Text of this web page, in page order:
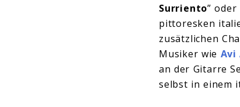
Surriento”
pittoresken
zusätzlichen
Musiker wie Avi
an der Gitarre
selbst in einem